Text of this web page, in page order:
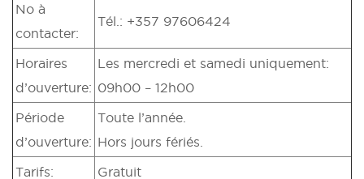
No à
contacter:
Tél.: +357 97606424
Horaires
d’ouverture:
Les mercredi et samedi uniquement:
09h00 – 12h00
Période
d’ouverture:
Toute l’année.
Hors jours fériés.
Tarifs: Gratuit